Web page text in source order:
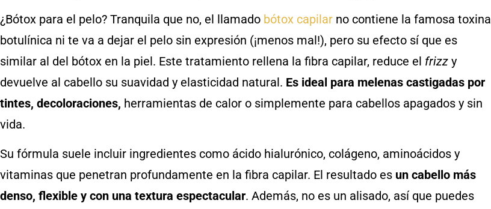
¿Bótox para el pelo? Tranquila que no, el llamado bótox capilar no contiene la famosa toxina
botulínica ni te va a dejar el pelo sin expresión (¡menos mal!), pero su efecto sí que es
similar al del bótox en la piel. Este tratamiento rellena la fibra capilar, reduce el frizz y
devuelve al cabello su suavidad y elasticidad natural. Es ideal para melenas castigadas por
tintes, decoloraciones, herramientas de calor o simplemente para cabellos apagados y sin
vida.
Su fórmula suele incluir ingredientes como ácido hialurónico, colágeno, aminoácidos y
vitaminas que penetran profundamente en la fibra capilar. El resultado es un cabello más
denso, flexible y con una textura espectacular. Además, no es un alisado, así que puedes